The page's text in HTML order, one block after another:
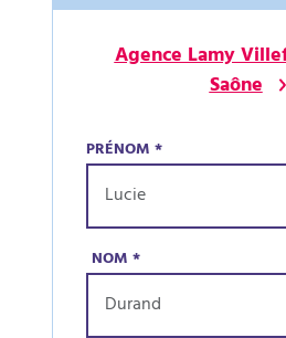
Agence Lamy
Saône
PRÉNOM*
NOM*